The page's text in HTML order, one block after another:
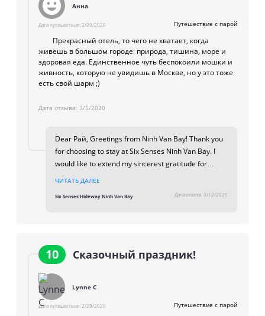
теннисный корт;
кабинет врача;
глажка одежды;
экскурсионное обслуживание.
Услуги для детей
детская кроватка в номер (по запросу);
детское меню;
няня;
детский клуб (от 4 до 12 лет).
шезлонги, зонтики, полотенца — бесплатно.
Анна
Дата путешествия: 2/29/2020 Путешествие с парой
Прекрасный отель, то чего не хватает, когда
живешь в большом городе: природа, тишина, море и
здоровая еда. Единственное чуть беспокоили мошки и
живность, которую не увидишь в Москве, но у это тоже
есть свой шарм ;)
Дата отзыва: 3/5/2020
Dear Рай, Greetings from Ninh Van Bay! Thank you
for choosing to stay at Six Senses Ninh Van Bay. I
would like to extend my sincerest gratitude for
inspiration for us to continue to strive to deliver
experiences, hosts and our vision towards
sustainability. I hope we have an opportunity to
reconnect again in near future. Warm Regards,
Resort Management.
ЧИТАТЬ ДАЛЕЕ
Six Senses Hideway Ninh Van Bay Дата ответа: 3/12/2020
10 Сказочный праздник!
Lynne C
Дата путешествия: 2/29/2020 Путешествие с парой